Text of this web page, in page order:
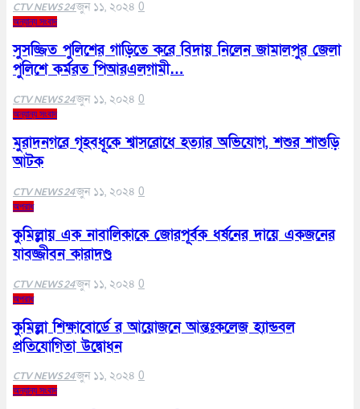
CTV NEWS 24জুন ১১, ২০২৪ 0
অন্যান্য সংবাদ
সুসজ্জিত পুলিশের গাড়িতে করে বিদায় নিলেন জামালপুর জেলা
পুলিশে কর্মরত পিআরএলগামী…
CTV NEWS 24জুন ১১, ২০২৪ 0
অন্যান্য সংবাদ
মুরাদনগরে গৃহবধূকে শ্বাসরোধে হত্যার অভিযোগ, শশুর শাশুড়ি
আটক
CTV NEWS 24জুন ১১, ২০২৪ 0
অপরাধ
কুমিল্লায় এক নাবালিকাকে জোরপূর্বক ধর্ষনের দায়ে একজনের
যাবজ্জীবন কারাদণ্ড
CTV NEWS 24জুন ১১, ২০২৪ 0
অপরাধ
কুমিল্লা শিক্ষাবোর্ডে র আয়োজনে আন্তঃকলেজ হ্যান্ডবল
প্রতিযোগিতা উদ্বোধন
CTV NEWS 24জুন ১১, ২০২৪ 0
অন্যান্য সংবাদ